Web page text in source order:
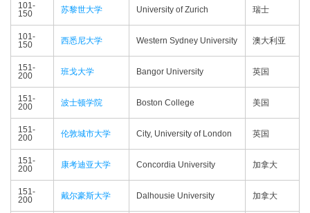
101-
150
苏黎世大学 University of Zurich 瑞士
101-
150
西悉尼大学 Western Sydney University 澳大利亚
151-
200
班戈大学 Bangor University 英国
151-
200
波士顿学院 Boston College 美国
151-
200
伦敦城市大学 City, University of London 英国
151-
200
康考迪亚大学 Concordia University 加拿大
151-
200
戴尔豪斯大学 Dalhousie University 加拿大